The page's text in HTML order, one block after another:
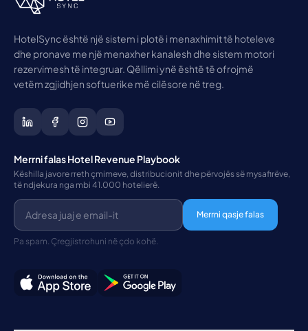
HotelSync është një sistem i plotë i menaxhimit të hoteleve
dhe pronave me një menaxher kanalesh dhe sistem motori
rezervimesh të integruar. Qëllimi ynë është të ofrojmë
vetëm zgjidhjen softuerike më cilësore në treg.
Merrni falas Hotel Revenue Playbook
Këshilla javore rreth çmimeve, distribucionit dhe përvojës së mysafirëve,
të ndjekura nga mbi 41.000 hotelierë.
Merrni qasje falas
Pa spam. Çregjistrohuni në çdo kohë.